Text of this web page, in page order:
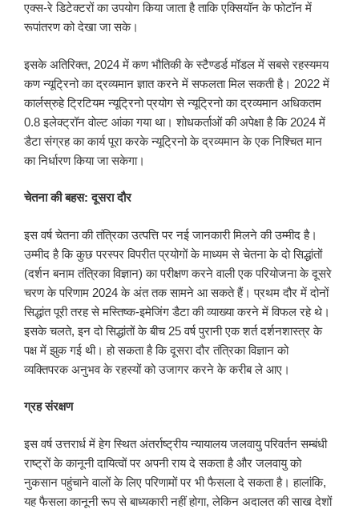
एक्स-रे डिटेक्टरों का उपयोग किया जाता है ताकि एक्सियॉन के फोटॉन में
रूपांतरण को देखा जा सके।
इसके अतिरिक्त, 2024 में कण भौतिकी के स्टैण्डर्ड मॉडल में सबसे रहस्यमय
कण न्यूट्रिनो का द्रव्यमान ज्ञात करने में सफलता मिल सकती है। 2022 में
कार्लस्रुहे ट्रिटियम न्यूट्रिनो प्रयोग से न्यूट्रिनो का द्रव्यमान अधिकतम
0.8 इलेक्ट्रॉन वोल्ट आंका गया था। शोधकर्ताओं की अपेक्षा है कि 2024 में
डैटा संग्रह का कार्य पूरा करके न्यूट्रिनो के द्रव्यमान के एक निश्चित मान
का निर्धारण किया जा सकेगा।
चेतना की बहस:दूसरा दौर
इस वर्ष चेतना की तंत्रिका उत्पत्ति पर नई जानकारी मिलने की उम्मीद है।
उम्मीद है कि कुछ परस्पर विपरीत प्रयोगों के माध्यम से चेतना के दो सिद्धांतों
(दर्शन बनाम तंत्रिका विज्ञान) का परीक्षण करने वाली एक परियोजना के दूसरे
चरण के परिणाम 2024 के अंत तक सामने आ सकते हैं। प्रथम दौर में दोनों
सिद्धांत पूरी तरह से मस्तिष्क-इमेजिंग डैटा की व्याख्या करने में विफल रहे थे।
इसके चलते, इन दो सिद्धांतों के बीच 25 वर्ष पुरानी एक शर्त दर्शनशास्त्र के
पक्ष में झुक गई थी। हो सकता है कि दूसरा दौर तंत्रिका विज्ञान को
व्यक्तिपरक अनुभव के रहस्यों को उजागर करने के करीब ले आए।
ग्रह संरक्षण
इस वर्ष उत्तरार्ध में हेग स्थित अंतर्राष्ट्रीय न्यायालय जलवायु परिवर्तन सम्बंधी
राष्ट्रों के कानूनी दायित्वों पर अपनी राय दे सकता है और जलवायु को
नुकसान पहुंचाने वालों के लिए परिणामों पर भी फैसला दे सकता है। हालांकि,
यह फैसला कानूनी रूप से बाध्यकारी नहीं होगा, लेकिन अदालत की साख देशों